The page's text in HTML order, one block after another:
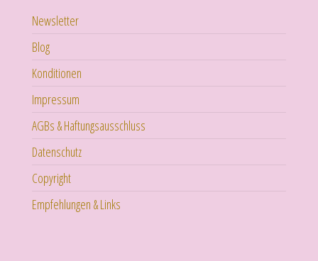
Newsletter
Blog
Konditionen
Impressum
AGBs & Haftungsausschluss
Datenschutz
Copyright
Empfehlungen & Links